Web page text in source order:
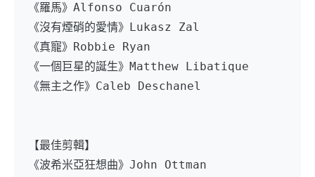
《羅馬》Alfonso Cuarón
《沒有煙硝的愛情》Lukasz Zal
《真寵》Robbie Ryan
《一個巨星的誕生》Matthew Libatique
《無主之作》Caleb Deschanel
【最佳剪輯】
《波希米亞狂想曲》John Ottman